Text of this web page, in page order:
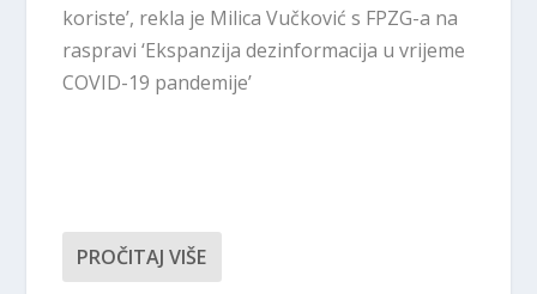
koriste’, rekla je Milica Vučković s FPZG-a na
raspravi ‘Ekspanzija dezinformacija u vrijeme
COVID-19 pandemije’
PROČITAJ VIŠE